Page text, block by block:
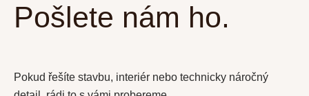
Pošlete nám ho.
Pokud řešíte stavbu, interiér nebo technicky náročný